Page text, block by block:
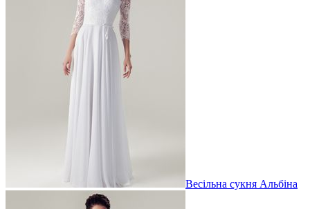
Весільна сукня Альбіна